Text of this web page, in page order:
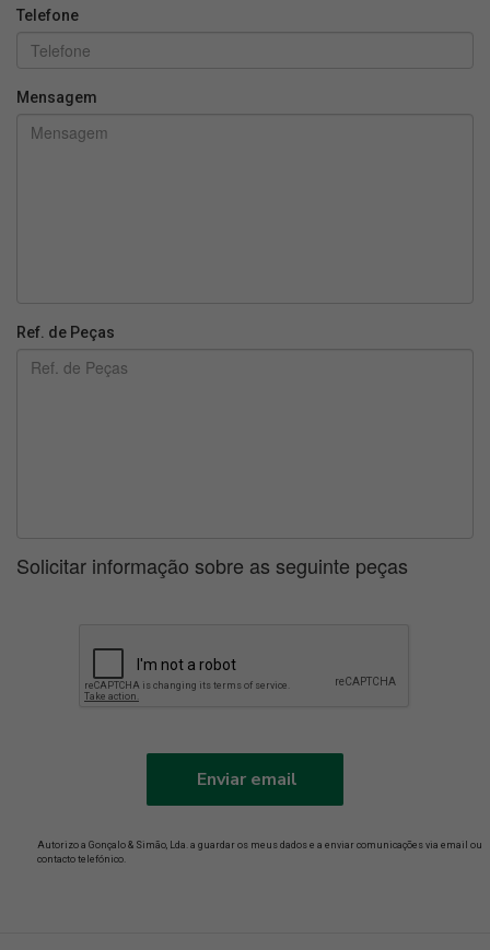
Telefone
Mensagem
Ref. de Peças
Solicitar informação sobre as seguinte peças
Enviar email
Autorizo a Gonçalo & Simão, Lda. a guardar os meus dados e a enviar comunicações via email ou
contacto telefónico.